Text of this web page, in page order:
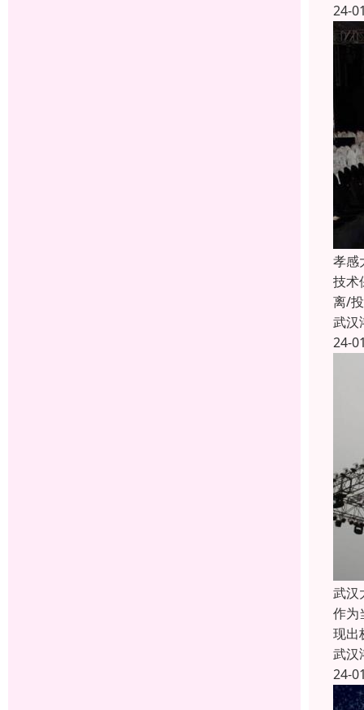
24-
孝感
技术
离/
武汉
24-
武汉
作为
现出
武汉
24-